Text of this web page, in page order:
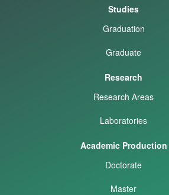
Studies
Graduation
Graduate
Research
Research Areas
Laboratories
Academic Production
Doctorate
Master